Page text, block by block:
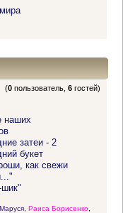
(0 пользователь,6 гостей)
наших
затеи - 2
букет
как свежи
Маруся, Раиса Борисенко,